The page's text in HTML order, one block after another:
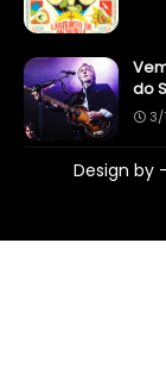
do
3/
Design by -